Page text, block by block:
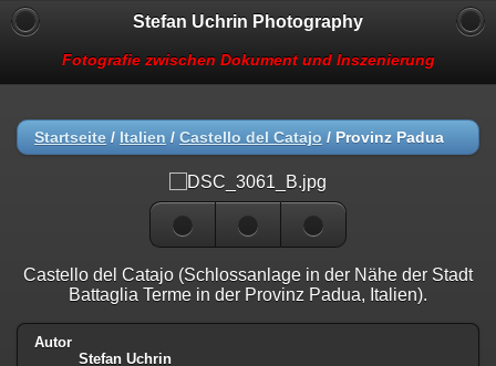
Stefan Uchrin Photography
Fotografie zwischen Dokument und Inszenierung
Startseite / Italien / Castello del Catajo / Provinz Padua
Castello del Catajo (Schlossanlage in der Nähe der Stadt
Battaglia Terme in der Provinz Padua, Italien).
Autor
Stefan Uchrin